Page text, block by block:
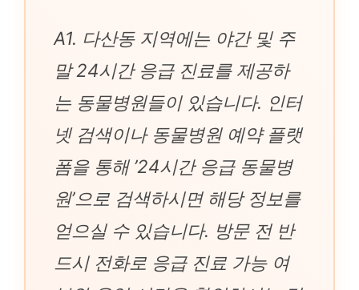
A1. 다산동 지역에는 야간 및 주
말 24시간 응급 진료를 제공하
는 동물병원들이 있습니다. 인터
넷 검색이나 동물병원 예약 플랫
폼을 통해 ’24시간 응급 동물병
원’으로 검색하시면 해당 정보를
얻으실 수 있습니다. 방문 전 반
드시 전화로 응급 진료 가능 여